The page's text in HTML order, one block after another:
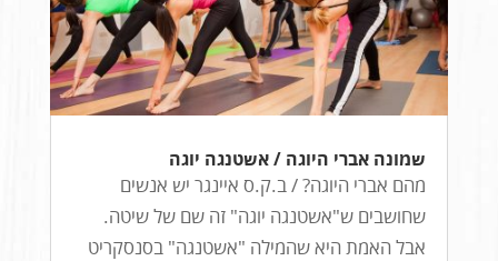
שמונה אברי היוגה / אשטנגה יוגה
מהם אברי היוגה? / ב.ק.ס איינגר יש אנשים
שחושבים ש"אשטנגה יוגה" זה שם של שיטה.
אבל האמת היא שהמילה "אשטנגה" בסנסקריט